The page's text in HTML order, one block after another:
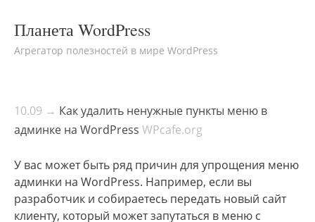
Планета WordPress
Агрегатор полезностей в мире WordPress
10.09 → Как удалить ненужные пункты меню в
админке на WordPress WPcafe.org
У вас может быть ряд причин для упрощения меню
админки на WordPress. Например, если вы
разработчик и собираетесь передать новый сайт
клиенту, который может запутаться в меню с